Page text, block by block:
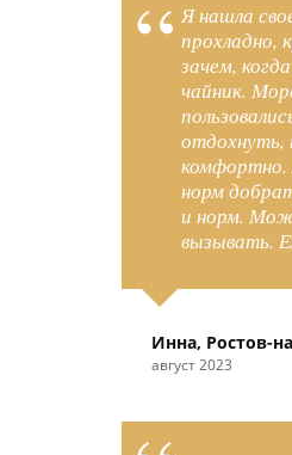
Я нашла
прохладно,
зачем,
чайник.
отдохнуть,
комфортно.
норм
и норм.
вызывать.
Инна, Ростов-
август 2023